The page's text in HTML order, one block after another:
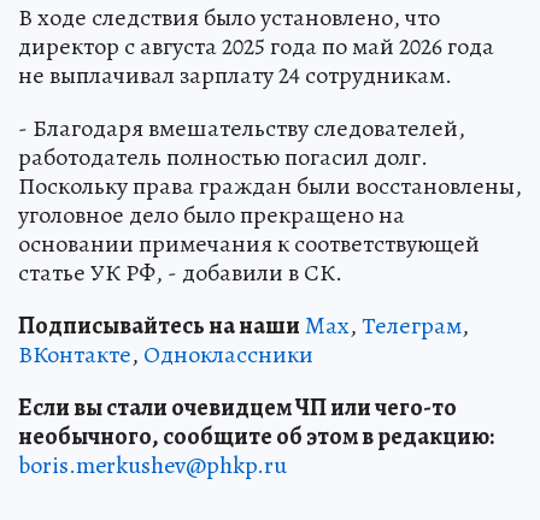
В ходе следствия было установлено, что
директор с августа 2025 года по май 2026 года
не выплачивал зарплату 24 сотрудникам.
- Благодаря вмешательству следователей,
работодатель полностью погасил долг.
Поскольку права граждан были восстановлены,
уголовное дело было прекращено на
основании примечания к соответствующей
статье УК РФ, - добавили в СК.
Подписывайтесь на нашиMax,Телеграм,
ВКонтакте, Одноклассники
Если вы стали очевидцем ЧП или чего-то
необычного, сообщите об этом в редакцию:
boris.merkushev@phkp.ru